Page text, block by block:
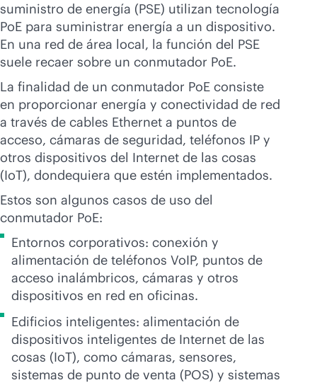
suministro de energía (PSE) utilizan tecnología
PoE para suministrar energía a un dispositivo.
En una red de área local, la función del PSE
suele recaer sobre un conmutador PoE.
La finalidad de un conmutador PoE consiste
en proporcionar energía y conectividad de red
a través de cables Ethernet a puntos de
acceso, cámaras de seguridad, teléfonos IP y
otros dispositivos del Internet de las cosas
(IoT), dondequiera que estén implementados.
Estos son algunos casos de uso del
conmutador PoE:
Entornos corporativos: conexión y
alimentación de teléfonos VoIP, puntos de
acceso inalámbricos, cámaras y otros
dispositivos en red en oficinas.
Edificios inteligentes: alimentación de
dispositivos inteligentes de Internet de las
cosas (IoT), como cámaras, sensores,
sistemas de punto de venta (POS) y sistemas